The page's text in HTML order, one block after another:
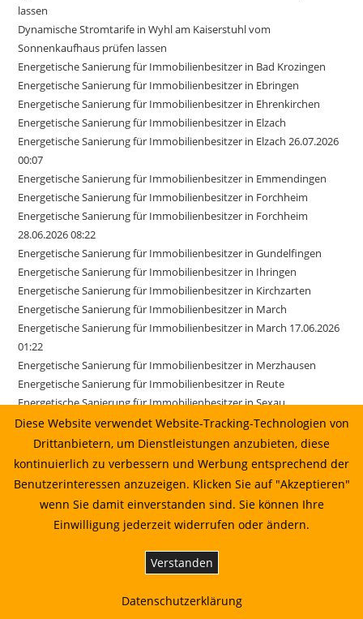
lassen
Dynamische Stromtarife in Wyhl am Kaiserstuhl vom
Sonnenkaufhaus prüfen lassen
Energetische Sanierung für Immobilienbesitzer in Bad Krozingen
Energetische Sanierung für Immobilienbesitzer in Ebringen
Energetische Sanierung für Immobilienbesitzer in Ehrenkirchen
Energetische Sanierung für Immobilienbesitzer in Elzach
Energetische Sanierung für Immobilienbesitzer in Elzach 26.07.2026
00:07
Energetische Sanierung für Immobilienbesitzer in Emmendingen
Energetische Sanierung für Immobilienbesitzer in Forchheim
Energetische Sanierung für Immobilienbesitzer in Forchheim
28.06.2026 08:22
Energetische Sanierung für Immobilienbesitzer in Gundelfingen
Energetische Sanierung für Immobilienbesitzer in Ihringen
Energetische Sanierung für Immobilienbesitzer in Kirchzarten
Energetische Sanierung für Immobilienbesitzer in March
Energetische Sanierung für Immobilienbesitzer in March 17.06.2026
01:22
Energetische Sanierung für Immobilienbesitzer in Merzhausen
Energetische Sanierung für Immobilienbesitzer in Reute
Energetische Sanierung für Immobilienbesitzer in Sexau
Energetische Sanierung für Immobilienbesitzer in Sölden
Energetische Sanierung für Immobilienbesitzer in Stegen
Energetische Sanierung für Immobilienbesitzer in Weisweil
Energetische Sanierung in Au vom Sonnenkaufhaus prüfen lassen
Energetische Sanierung in Bahlingen am Kaiserstuhl: Planung,
Energetische Sanierung in Biederbach: Planung, Wirtschaftlichkeit
Energetische Sanierung in Biederbach: Planung, Wirtschaftlichkeit
Energetische Sanierung in Bötzingen vom Sonnenkaufhaus prüfen
Diese Website verwendet Website-Tracking-Technologien von
Drittanbietern, um Dienstleistungen anzubieten, diese
kontinuierlich zu verbessern und Werbung entsprechend der
Benutzerinteressen anzuzeigen. Klicken Sie auf "Akzeptieren"
wenn Sie damit einverstanden sind. Sie können Ihre
Einwilligung jederzeit widerrufen oder ändern.
Verstanden
Datenschutzerklärung